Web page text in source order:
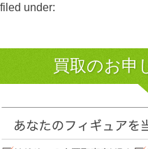
filed under:
買取のお申